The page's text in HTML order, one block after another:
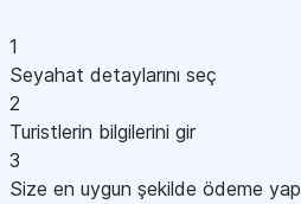
1
Seyahat detaylarını seç
2
Turistlerin bilgilerini gir
3
Size en uygun şekilde ödeme yap